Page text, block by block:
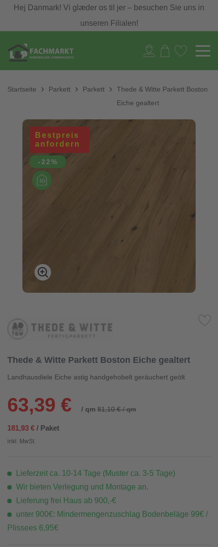
Hej Danmark! Vi glæder os til jer – besuchen Sie uns in
unseren Filialen!
Startseite Parkett Parkett
Thede & Witte Parkett Boston
Eiche gealtert
Bestpreis
anfordern
-22%
Thede & Witte Parkett Boston Eiche gealtert
Landhausdiele Eiche astig handgehobelt geräuchert geölt
63,39 € / qm 81,10 € / qm
181,93 € / Paket
inkl. MwSt.
Lieferzeit ca. 10-14 Tage (Muster ca. 3-5 Tage)
Wir bieten Verlegung und Montage an.
Lieferung frei Haus ab 900,-€
unter 900€: Mindermengenzuschlag Bodenbeläge 99€ /
Plissees 6,95€